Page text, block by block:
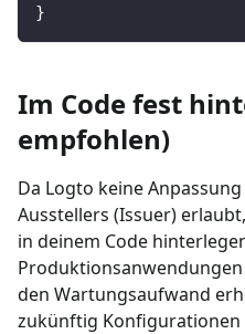
}
Im Code fest
empfohlen)
Da Logto keine Anpassung
Ausstellers (Issuer)
in deinem Code
den Wartungsaufwand
zukünftig Konfigurationen